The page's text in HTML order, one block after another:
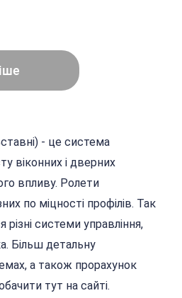
- це система
віконних і дверних
по міцності профілів. Так
Більш детальну
тут на сайті.